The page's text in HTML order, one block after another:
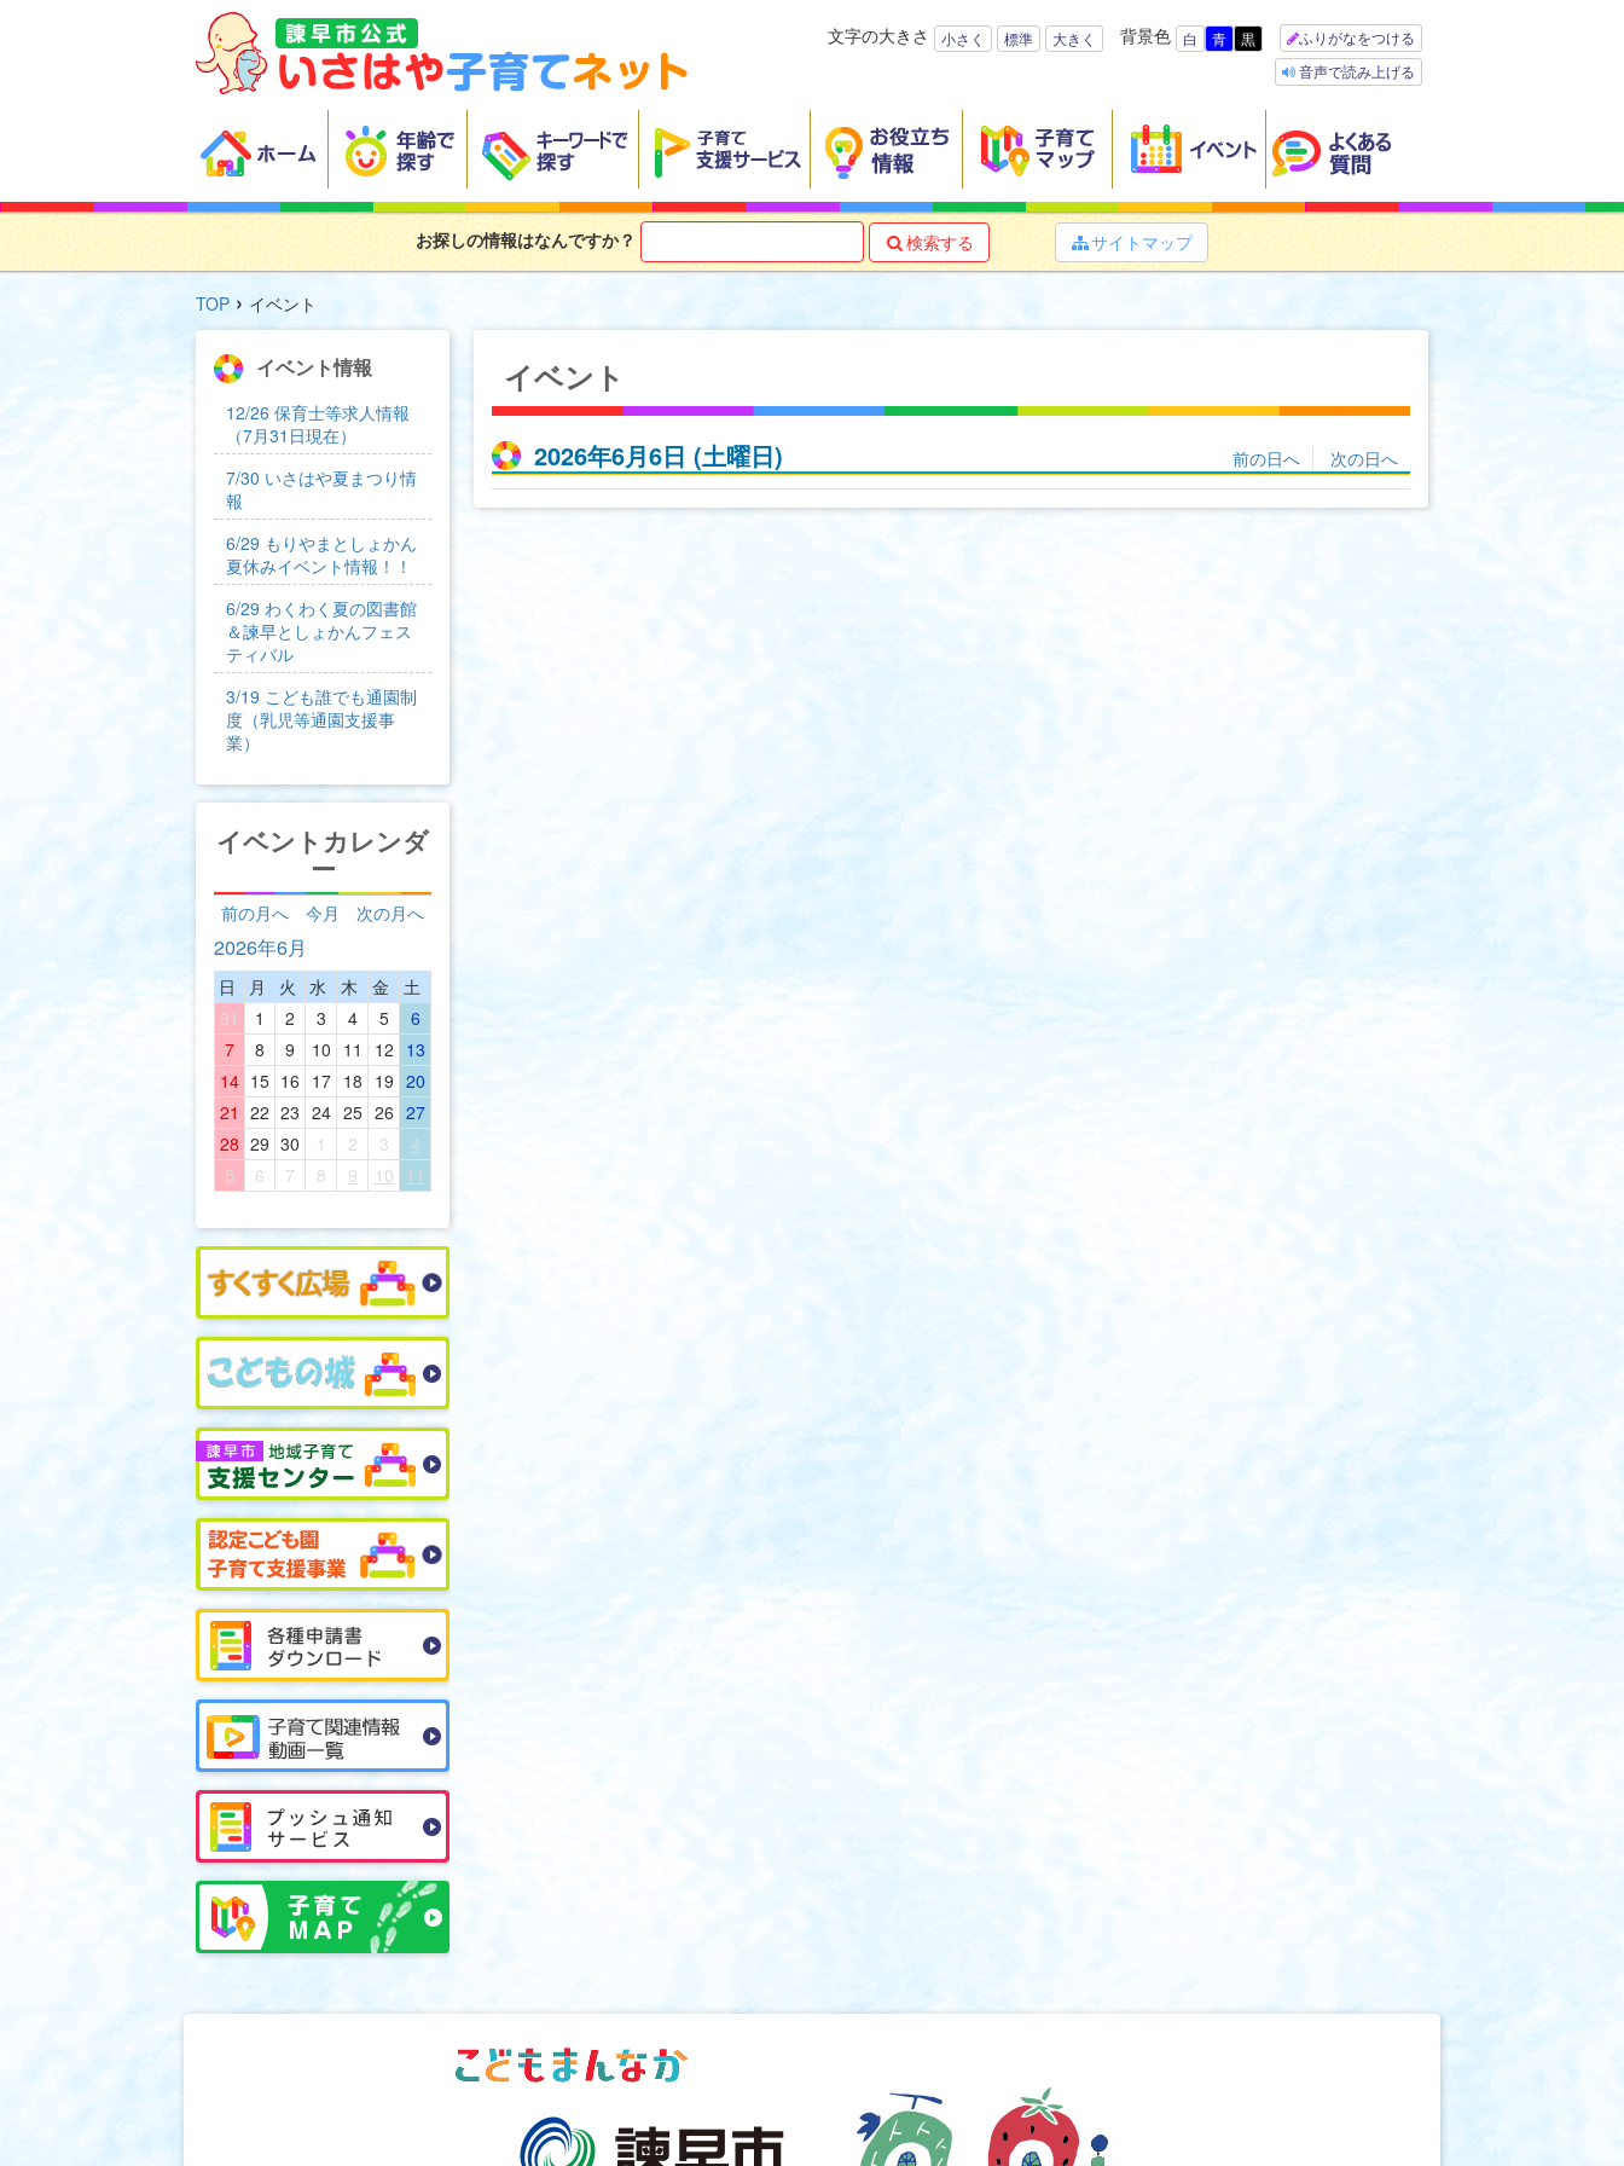
文字の大きさ 小さく 標準 大きく 背景色 白 青 黒
ふりがなをつける
音声で読み上げる
お探しの情報はなんですか？  検索する サイトマップ
TOP › イベント
イベント
2026年6月6日 (土曜日) 前の日へ 次の日へ
イベント情報
12/26 保育士等求人情報
（7月31日現在）
7/30 いさはや夏まつり情
報
6/29 もりやまとしょかん
夏休みイベント情報！！
6/29 わくわく夏の図書館
＆諫早としょかんフェス
ティバル
3/19 こども誰でも通園制
度（乳児等通園支援事
業）
イベントカレンダ
ー
前の月へ 今月 次の月へ
2026年6月
日 月 火 水 木 金
土
31
1 2 3 4 5
6
7
8 9 10 11 12 13
14 15 16 17 18 19 20
21 22 23 24 25 26 27
28 29 30 1 2 3
4
5
6 7 8 9 10 11